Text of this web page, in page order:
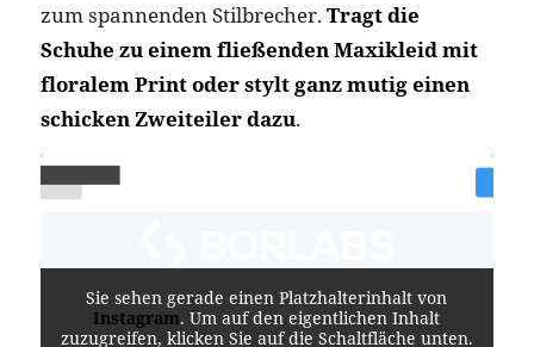
zum spannenden Stilbrecher. Tragt die
Schuhe zu einem fließenden Maxikleid mit
floralem Print oder stylt ganz mutig einen
schicken Zweiteiler dazu.
Sie sehen gerade einen Platzhalterinhalt von
Instagram. Um auf den eigentlichen Inhalt
zuzugreifen, klicken Sie auf die Schaltfläche unten.